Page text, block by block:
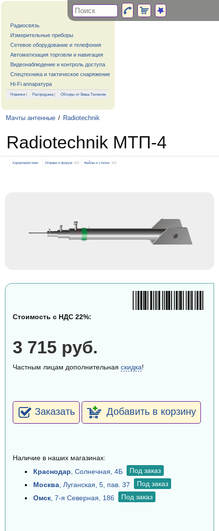
Радиосвязь
Измерительные приборы
Сетевое оборудование и телефония
Автоматизация торговли и навигация
Видеонаблюдение и контроль доступа
Спецтехника и тактическое снаряжение
Hi-Fi аппаратура
Новинки | Распродажа| Обзоры от Вива-Телеком
Мачты антенные / Radiotechnik
Radiotechnik МТП-4
Характеристики Отзывы и форум 0/2 Файлы и статьи 2/0
Стоимость с НДС 22%:
3 715 руб.
Частным лицам дополнительная скидка!
Заказать Добавить в корзину
Наличие в наших магазинах:
Краснодар , Солнечная, 4Б
Под заказ
Москва , Луганская, 5, пав. 37
Под заказ
Омск , 7-я Северная, 186 Под заказ